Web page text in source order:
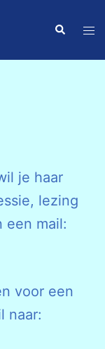
Zoeken
je haar
lezing
een mail:
voor een
naar: